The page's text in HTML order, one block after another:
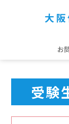
お
受験